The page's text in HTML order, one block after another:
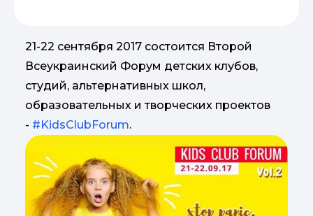
21-22 сентября 2017 состоится Второй
Всеукраинский Форум детских клубов,
студий, альтернативных школ,
образовательных и творческих проектов
- #KidsClubForum.